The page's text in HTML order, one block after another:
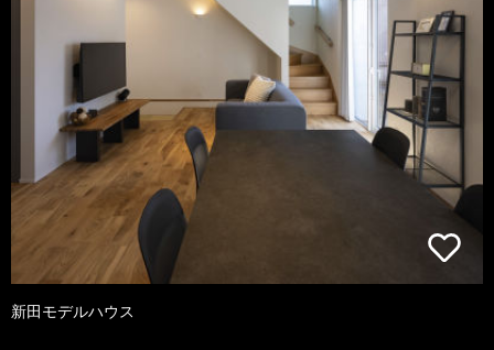
新田モデルハウス